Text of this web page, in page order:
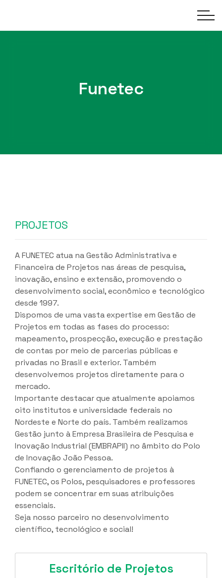
Funetec
PROJETOS
A FUNETEC atua na Gestão Administrativa e
Financeira de Projetos nas áreas de pesquisa,
inovação, ensino e extensão, promovendo o
desenvolvimento social, econômico e tecnológico
desde 1997.
Dispomos de uma vasta expertise em Gestão de
Projetos em todas as fases do processo:
mapeamento, prospecção, execução e prestação
de contas por meio de parcerias públicas e
privadas no Brasil e exterior. Também
desenvolvemos projetos diretamente para o
mercado.
Importante destacar que atualmente apoiamos
oito institutos e universidade federais no
Nordeste e Norte do país. Também realizamos
Gestão junto à Empresa Brasileira de Pesquisa e
Inovação Industrial (EMBRAPII) no âmbito do Polo
de Inovação João Pessoa.
Confiando o gerenciamento de projetos à
FUNETEC, os Polos, pesquisadores e professores
podem se concentrar em suas atribuições
essenciais.
Seja nosso parceiro no desenvolvimento
científico, tecnológico e social!
Escritório de Projetos